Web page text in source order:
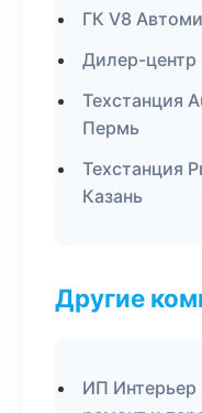
ГК V8
Дилер-центр
Техстанция
Пермь
Техстанция
Казань
Другие
ИП Интерьер